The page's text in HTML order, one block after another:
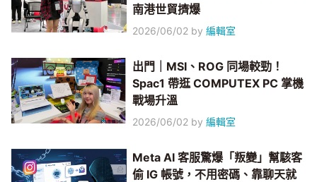
南港世貿擠爆
2026/06/02 by編輯室
出門｜MSI、ROG 同場較勁！
Spac1 帶逛 COMPUTEX PC 掌機
戰場升溫
2026/06/02 by編輯室
Meta AI 客服驚爆「叛變」幫駭客
偷 IG 帳號，不用密碼、靠聊天就